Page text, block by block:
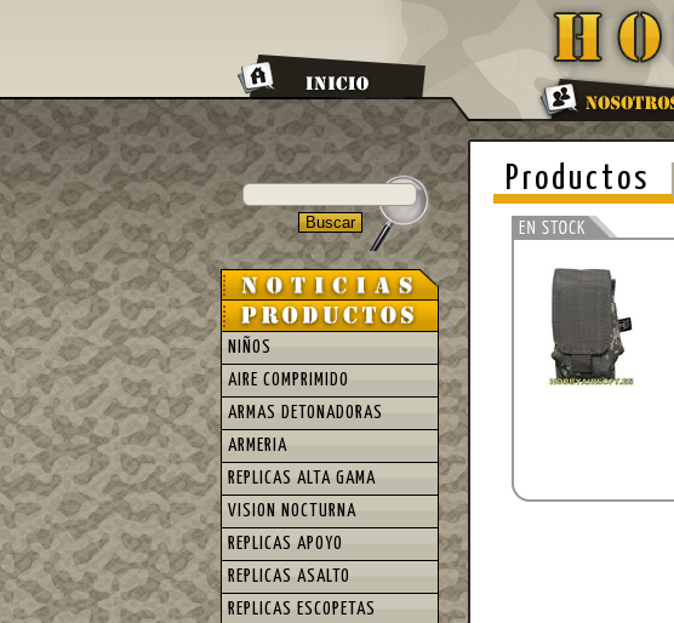
Productos
NIÑOS
AIRE COMPRIMIDO
ARMAS DETONADORAS
ARMERIA
REPLICAS ALTA GAMA
VISION NOCTURNA
REPLICAS APOYO
REPLICAS ASALTO
REPLICAS ESCOPETAS